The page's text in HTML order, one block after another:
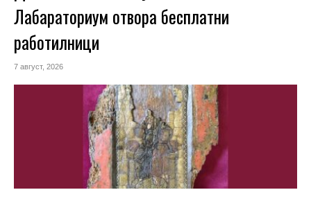
Лабараториум отвора бесплатни
работилници
7 август, 2026